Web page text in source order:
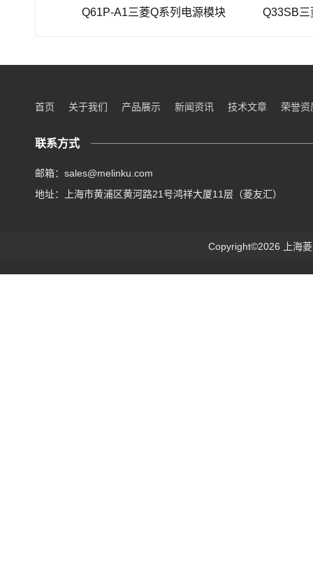
Q61P-A1三菱Q系列电源模块 Q33SB三菱
首页 关于我们 产品展示 新闻资讯 技术文章 荣誉资
联系方式
邮箱：sales@melinku.com
地址：上海市黄浦区黄河路21号鸿祥大厦11层（菱友汇）
Copyright©2026 上海